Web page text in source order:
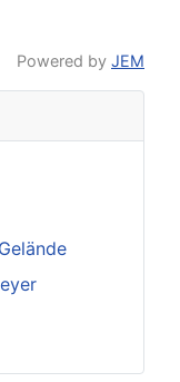
Powered by JEM